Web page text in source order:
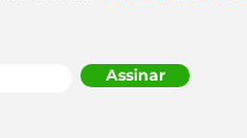
Assinar